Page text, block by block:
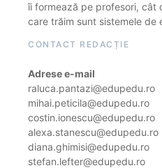
îi formează pe profesori, cât
care trăim sunt sistemele de
CONTACT REDACȚIE
Adrese e-mail
raluca.pantazi@edupedu.ro
mihai.peticila@edupedu.ro
costin.ionescu@edupedu.ro
alexa.stanescu@edupedu.ro
diana.ghimisi@edupedu.ro
stefan.lefter@edupedu.ro